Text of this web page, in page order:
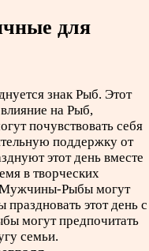
для
знак Рыб. Этот
на Рыб,
почувствовать себя
поддержку от
этот день вместе
в творческих
Мужчины-Рыбы могут
этот день с
могут предпочитать
семьи.